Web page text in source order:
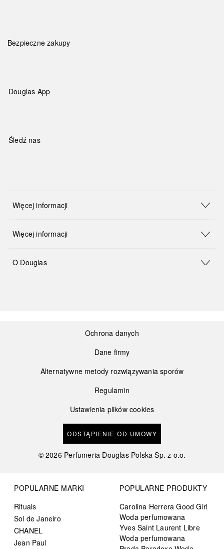
Bezpieczne zakupy
Douglas App
Śledź nas
Więcej informacji
Więcej informacji
O Douglas
Ochrona danych
Dane firmy
Alternatywne metody rozwiązywania sporów
Regulamin
Ustawienia plików cookies
ODSTĄPIENIE OD UMOWY
©2026 Perfumeria Douglas Polska Sp. z o.o.
POPULARNE MARKI
Rituals
Sol de Janeiro
CHANEL
Jean Paul
POPULARNE PRODUKTY
Carolina Herrera Good Girl
Woda perfumowana
Yves Saint Laurent Libre
Woda perfumowana